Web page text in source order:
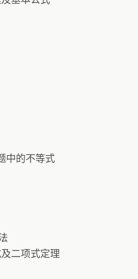
中的不等式
二项式定理